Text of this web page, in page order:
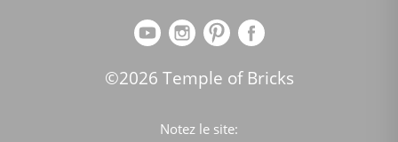
©2026 Temple of Bricks
Notez le site: